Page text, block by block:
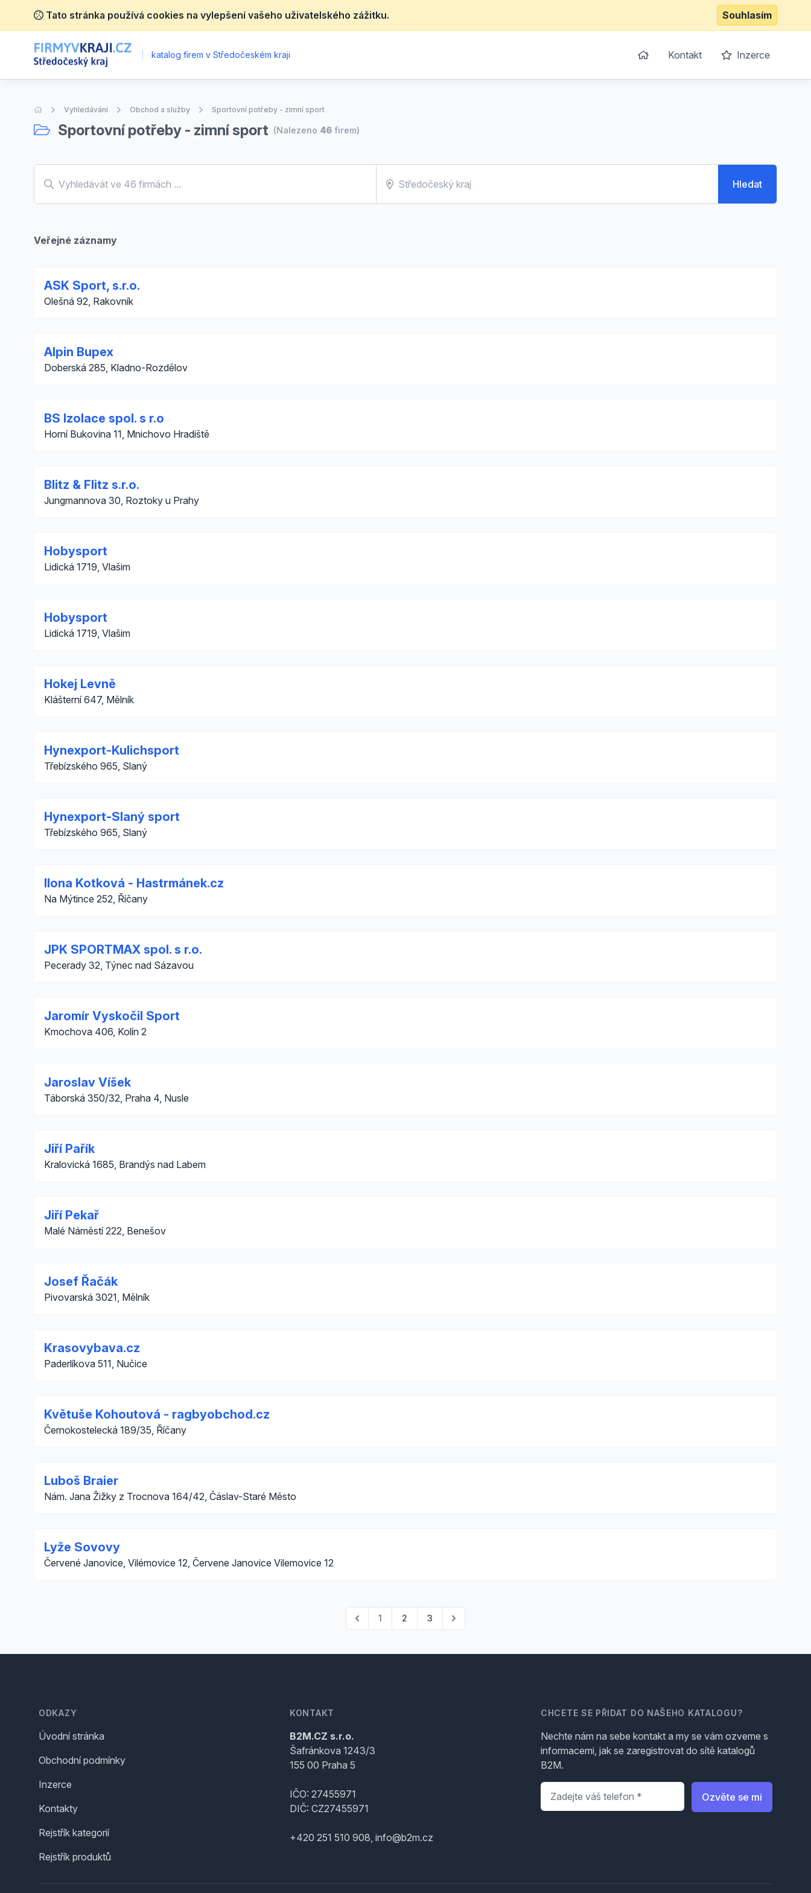
Tato stránka používá cookies na vylepšení vašeho uživatelského zážitku. Souhlasím
katalog firem v Středočeském kraji Kontakt Inzerce
Úvodní stránka
Vyhledávání Obchod a služby Sportovní potřeby - zimní sport
Sportovní potřeby - zimní sport (Nalezeno 46 firem)
Hledat
Veřejné záznamy
ASK Sport, s.r.o.
Olešná 92, Rakovník
Alpin Bupex
Doberská 285, Kladno-Rozdělov
BS Izolace spol. s r.o
Horní Bukovina 11, Mnichovo Hradiště
Blitz & Flitz s.r.o.
Jungmannova 30, Roztoky u Prahy
Hobysport
Lidická 1719, Vlašim
Hobysport
Lidická 1719, Vlašim
Hokej Levně
Klášterní 647, Mělník
Hynexport-Kulichsport
Třebízského 965, Slaný
Hynexport-Slaný sport
Třebízského 965, Slaný
Ilona Kotková - Hastrmánek.cz
Na Mýtince 252, Říčany
JPK SPORTMAX spol. s r.o.
Pecerady 32, Týnec nad Sázavou
Jaromír Vyskočil Sport
Kmochova 406, Kolín 2
Jaroslav Víšek
Táborská 350/32, Praha 4, Nusle
Jiří Pařík
Kralovická 1685, Brandýs nad Labem
Jiří Pekař
Malé Náměstí 222, Benešov
Josef Řačák
Pivovarská 3021, Mělník
Krasovybava.cz
Paderlíkova 511, Nučice
Květuše Kohoutová - ragbyobchod.cz
Černokostelecká 189/35, Říčany
Luboš Braier
Nám. Jana Žižky z Trocnova 164/42, Čáslav-Staré Město
Lyže Sovovy
Červené Janovice, Vilémovice 12, Červene Janovice Vilemovice 12
1 2 3
ODKAZY
Úvodní stránka
Obchodní podmínky
Inzerce
Kontakty
Rejstřík kategorií
Rejstřík produktů
KONTAKT
B2M.CZ s.r.o.
Šafránkova 1243/3
155 00 Praha 5
IČO: 27455971
DIČ: CZ27455971
+420 251 510 908, info@b2m.cz
CHCETE SE PŘIDAT DO NAŠEHO KATALOGU?
Nechte nám na sebe kontakt a my se vám ozveme s
informacemi, jak se zaregistrovat do sítě katalogů
B2M.
Telefon
Ozvěte se mi